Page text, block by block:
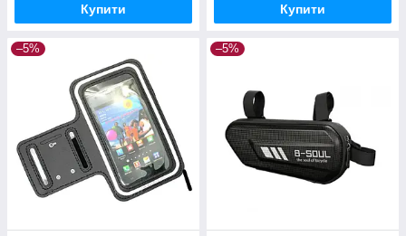
Купити Купити
–5% –5%